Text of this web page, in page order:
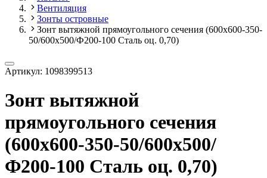
Вентиляция
Зонты островные
Зонт вытяжной прямоугольного сечения (600x600-350-
50/600x500/Ф200-100 Сталь оц. 0,70)
Артикул: 1098399513
Зонт вытяжной
прямоугольного сечения
(600x600-350-50/600x500/
Ф200-100 Сталь оц. 0,70)